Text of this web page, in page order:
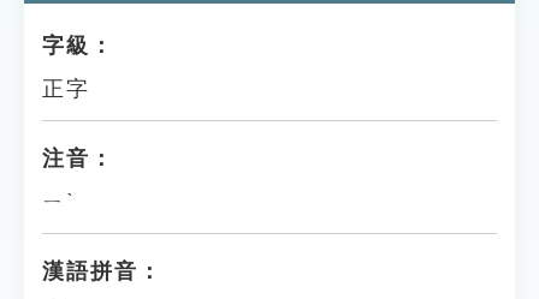
字級：
正字
注音：
ㄧˋ
漢語拼音：